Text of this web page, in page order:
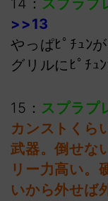
14： スプラプ
>>13
やっぱﾋﾟﾁｭﾝ
グリルにﾋﾟﾁｭ
15： スプラプ
カンストくら
武器。倒せな
リー力高い。
いから外せば